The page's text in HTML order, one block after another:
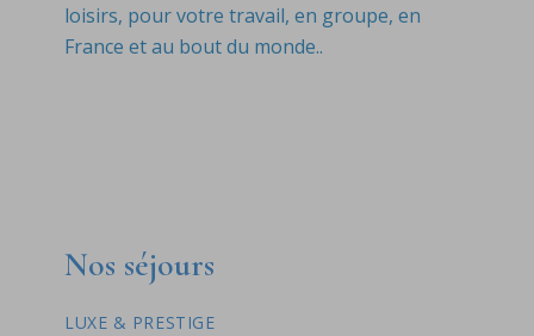
loisirs, pour votre travail, en groupe, en
France et au bout du monde..
Nos séjours
LUXE & PRESTIGE